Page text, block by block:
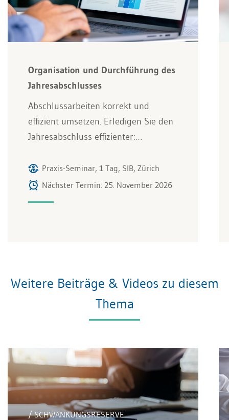
Organisation und Durchführung des
Jahresabschlusses
Abschlussarbeiten korrekt und
effizient umsetzen. Erledigen Sie den
Jahresabschluss effizienter:…
Praxis-Seminar, 1 Tag, SIB, Zürich
Nächster Termin: 25. November 2026
Weitere Beiträge & Videos zu diesem
Thema
/ SCHWANKUNGSRESERVE